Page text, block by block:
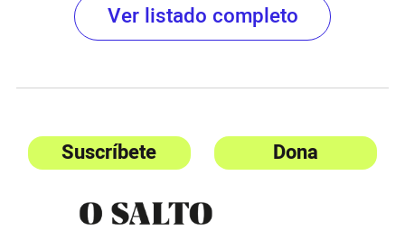
Ver listado completo
Suscríbete Dona